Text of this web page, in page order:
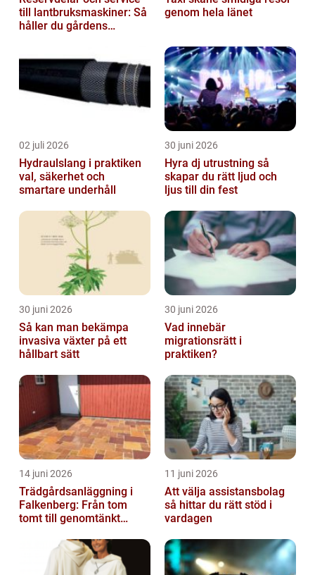
till lantbruksmaskiner: Så
håller du gårdens
genom hela länet
02 juli 2026
Hydraulslang i praktiken
val, säkerhet och
smartare underhåll
30 juni 2026
Hyra dj utrustning så
skapar du rätt ljud och
ljus till din fest
30 juni 2026
Så kan man bekämpa
invasiva växter på ett
hållbart sätt
30 juni 2026
Vad innebär
migrationsrätt i
praktiken?
14 juni 2026
Trädgårdsanläggning i
Falkenberg: Från tom
tomt till genomtänkt
11 juni 2026
Att välja assistansbolag
så hittar du rätt stöd i
vardagen